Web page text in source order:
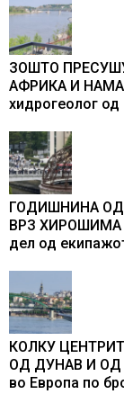
ЗОШТО
АФРИКА И
хидрогеолог од
ГОДИШНИНА ОД
ВРЗ ХИРОШИМА
дел од
промени текот
КОЛКУ
ОД ДУНАВ И ОД
во Европа по